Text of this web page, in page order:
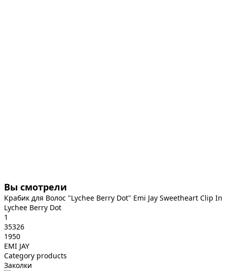
Вы смотрели
Крабик для Волос "Lychee Berry Dot" Emi Jay Sweetheart Clip In
Lychee Berry Dot
1
35326
1950
EMI JAY
Category products
Заколки